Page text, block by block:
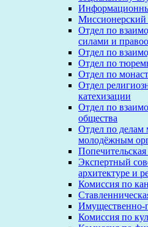
Миссионерский
Отдел по
силами и
Отдел по
Отдел по
Отдел по
Отдел
катехизации
Отдел по
общества
Отдел по делам
молодёжным
Экспертный
архитектуре и
Комиссия по
Имущественно-
Комиссия по